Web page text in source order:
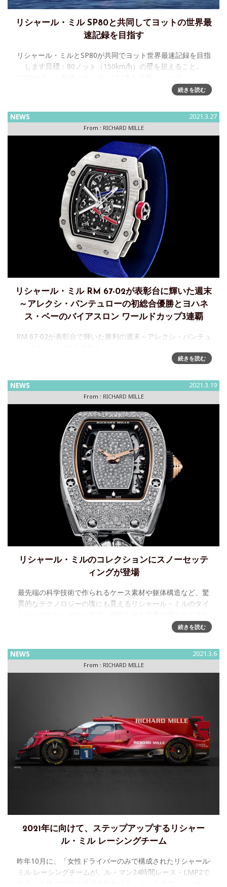
リシャール・ミル SP80と共同してヨットの世界最
速記録を目指す
リシャール・ミルとSP80が共同でヨット世界最速記録を目指
します目標：80ノット（150km/h）の壁を超えること。
プライ・テクノロジー社との共同企画。 続きを読む
NEWS 2021.3.27
From : RICHARD MILLE
リシャール・ミル RM 67-02が表彰台に輝いた週末
～アレクシ・パンテュローの初総合優勝とヨハネ
ス・ベーのバイアスロン ワールドカップ3連覇
RM 67-02が表彰台で輝いた勝利の週末～アレクシ・パンテュ
ールドカップで3年連続優勝これはただの誕生日でも、ただの
ュ
続きを読む
NEWS 2021.3.19
From : RICHARD MILLE
リシャール・ミルのコレクションにスノーセッテ
ィングが登場
最先端の科学技術で作られるケース素材や躯体構造など、驚
異的なテクノロジーの塊にも見えるリシャール・ミルのタイ
ような歴史的な工芸技法や職人技を取り入れることも、決し
続きを読む
NEWS 2021.3.6
From : RICHARD MILLE
2021年に向けて、ステップアップするリシャー
ル・ミル レーシングチーム
昨年10月に、「女性ドライバーのみで構成されたリシャール·
ミル レーシングチームが、ル・マン24時間レース・LMP2で